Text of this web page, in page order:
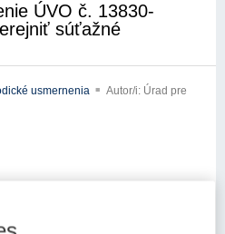
ÚVO č. 13830-
súťažné
usmernenia
Autor/i: Úrad pre